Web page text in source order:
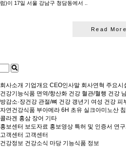
럼)이 17일 서울 강남구 청담동에서 ..
Read More
회사소개 기업개요 CEO인사말 회사연혁 주요시
건강기능식품 면역/항산화 건강 혈관/혈행 건강
방감소·장건강 관절/뼈 건강 갱년기 여성 건강 피
자연건강식품 부아메라 6H 초유 실크아미노산
콜라겐 홍삼 장어 기타
홍보센터 보도자료 홍보영상 특허 및 인증서 연
고객센터 고객센터
건강정보 건강소식 마당 기능식품 정보